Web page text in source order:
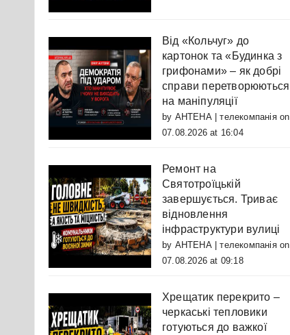
Від «Кольчуг» до
картонок та «Будинка з
грифонами» – як добрі
справи перетворюються
на маніпуляції
by АНТЕНА | телекомпаніяon
07.08.2026 at 16:04
Ремонт на
Святотроїцькій
завершується. Триває
відновлення
інфраструктури вулиці
by АНТЕНА | телекомпаніяon
07.08.2026 at 09:18
Хрещатик перекрито –
черкаські тепловики
готуються до важкої